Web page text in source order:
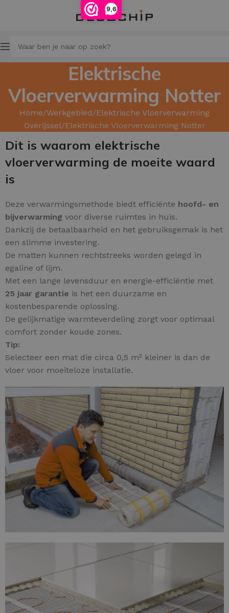
9,6
Elektrische
Vloerverwarming Notter
Home Werkgebied Elektrische Vloerverwarming
Overijssel Elektrische Vloerverwarming Notter
Dit is waarom elektrische
vloerverwarming de moeite waard
is
Deze verwarmingsmethode biedt efficiënte hoofd- en
bijverwarming voor diverse ruimtes in huis.
Dankzij de betaalbaarheid en het gebruiksgemak is het
een slimme investering.
De matten kunnen rechtstreeks worden gelegd in
egaline of lijm.
Met een lange levensduur en energie-efficiëntie met
25 jaar garantie is het een duurzame en
kostenbesparende oplossing.
De gelijkmatige warmteverdeling zorgt voor optimaal
comfort zonder koude zones.
Tip:
Selecteer een mat die circa 0,5 m² kleiner is dan de
vloer voor moeiteloze installatie.